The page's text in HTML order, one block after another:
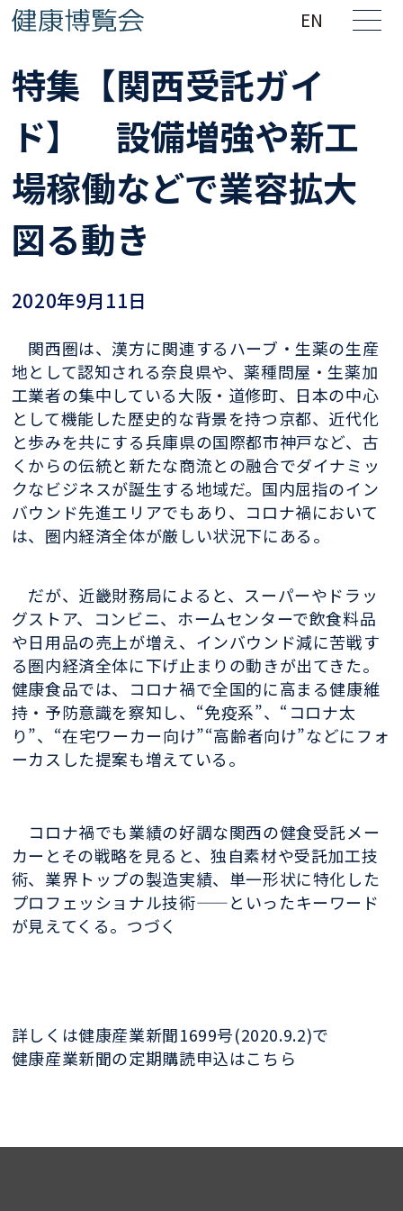
EN
特集【関西受託ガイ
ド】 設備増強や新工
場稼働などで業容拡大
図る動き
2020年9月11日
関西圏は、漢方に関連するハーブ・生薬の生産
地として認知される奈良県や、薬種問屋・生薬加
工業者の集中している大阪・道修町、日本の中心
として機能した歴史的な背景を持つ京都、近代化
と歩みを共にする兵庫県の国際都市神戸など、古
くからの伝統と新たな商流との融合でダイナミッ
クなビジネスが誕生する地域だ。国内屈指のイン
バウンド先進エリアでもあり、コロナ禍において
は、圏内経済全体が厳しい状況下にある。
だが、近畿財務局によると、スーパーやドラッ
グストア、コンビニ、ホームセンターで飲食料品
や日用品の売上が増え、インバウンド減に苦戦す
る圏内経済全体に下げ止まりの動きが出てきた。
健康食品では、コロナ禍で全国的に高まる健康維
持・予防意識を察知し、“免疫系”、“コロナ太
り”、“在宅ワーカー向け”“高齢者向け”などにフォ
ーカスした提案も増えている。
コロナ禍でも業績の好調な関西の健食受託メー
カーとその戦略を見ると、独自素材や受託加工技
術、業界トップの製造実績、単一形状に特化した
プロフェッショナル技術——といったキーワード
が見えてくる。つづく
詳しくは健康産業新聞1699号(2020.9.2)で
健康産業新聞の定期購読申込はこちら